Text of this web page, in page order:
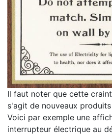
Il faut noter que cette
s'agit de nouveaux
Voici par exemple une
interrupteur électrique au